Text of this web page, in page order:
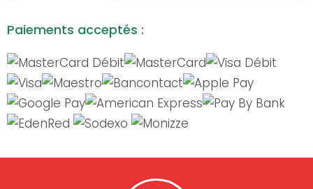
Paiements acceptés :